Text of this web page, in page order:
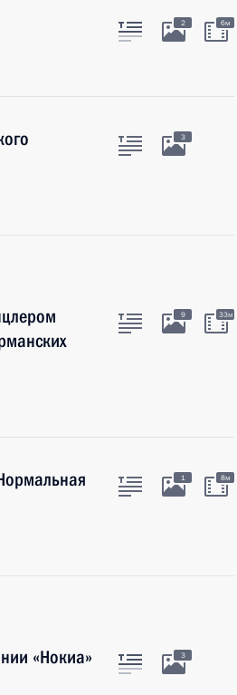
2 6м
3
9 33м
1 8м
«Нокиа»
3